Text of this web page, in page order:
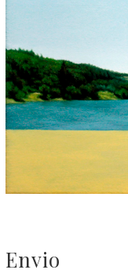
Envio